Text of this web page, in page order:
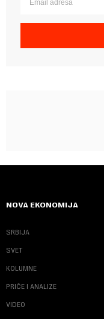
NOVA EKONOMIJA
SRBIJA
SVET
KOLUMNE
PRIČE I ANALIZE
VIDEO